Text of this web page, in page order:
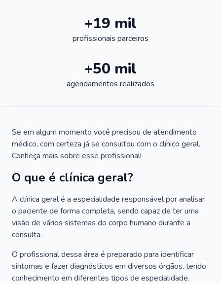
+19 mil
profissionais parceiros
+50 mil
agendamentos realizados
Se em algum momento você precisou de atendimento
médico, com certeza já se consultou com o clínico geral.
Conheça mais sobre esse profissional!
O que é clínica geral?
A clínica geral é a especialidade responsável por analisar
o paciente de forma completa, sendo capaz de ter uma
visão de vários sistemas do corpo humano durante a
consulta.
O profissional dessa área é preparado para identificar
sintomas e fazer diagnósticos em diversos órgãos, tendo
conhecimento em diferentes tipos de especialidade.